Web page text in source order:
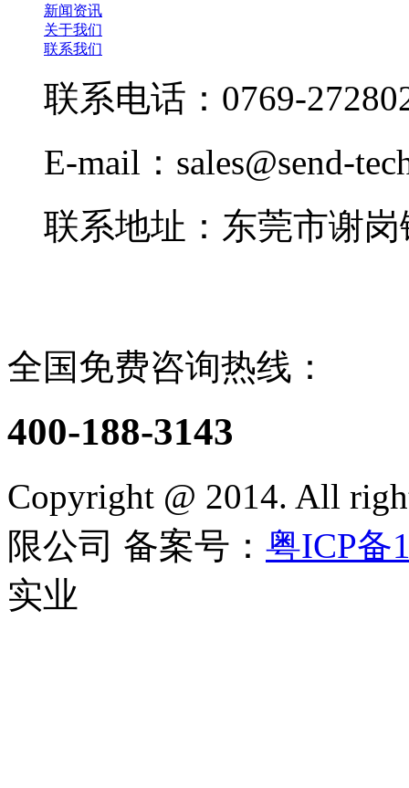
新闻资讯
关于我们
联系我们
联系电话：0769-
E-mail：sales@send-
联系地址：东莞市谢
全国免费咨询热线：
400-188-3143
Copyright @ 2014. All
限公司 备案号： 粤ICP备
实业